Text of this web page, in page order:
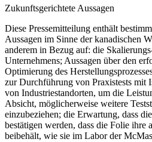
Zukunftsgerichtete Aussagen
Diese Pressemitteilung enthält
Aussagen im Sinne der kanadischen
anderem in Bezug auf: die
Unternehmens; Aussagen über den
Optimierung des
zur Durchführung von Praxistests mit
von Industriestandorten, um die
Absicht, möglicherweise weitere
einzubeziehen; die Erwartung, dass
bestätigen werden, dass die Folie ihre
beibehält, wie sie im Labor der